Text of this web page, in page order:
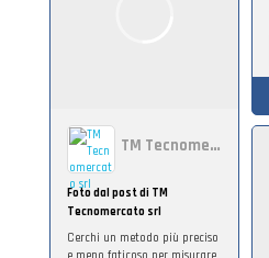
TM Tecnomercato srl
Foto dal post di TM
Tecnomercato srl
Cerchi un metodo più preciso